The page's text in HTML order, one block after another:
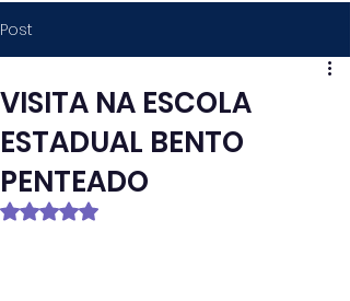
Post
VISITA NA ESCOLA
ESTADUAL BENTO
PENTEADO
Avaliado com NaN de 5 estrelas.